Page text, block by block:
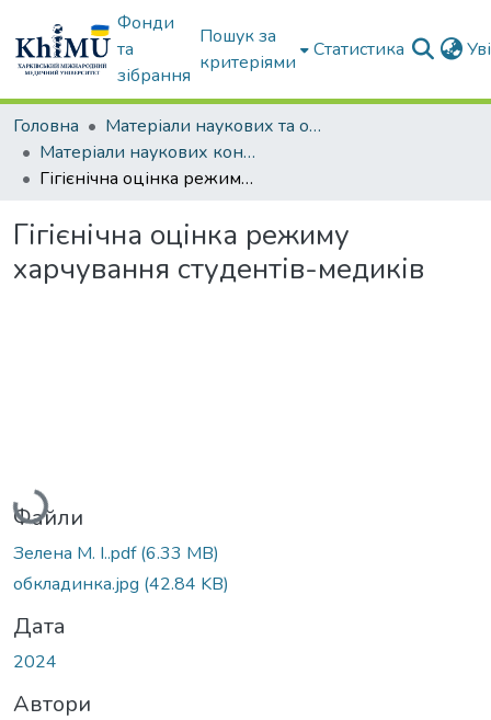
Фонди
та
зібрання
Пошук за
критеріями
Статистика
Головна
Матеріали наукових та освітніх заходів ХММУ
Матеріали наукових конференцій та форумів
Гігієнічна оцінка режиму харчування студентів-медиків
Гігієнічна оцінка режиму
харчування студентів-медиків
Вантажиться...
Файли
Зелена М. І..pdf(6.33 MB)
обкладинка.jpg (42.84 KB)
Дата
2024
Автори